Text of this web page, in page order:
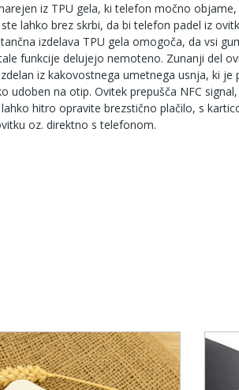
iz TPU gela, ki telefon močno
lahko brez skrbi, da bi telefon padel iz
izdelava TPU gela omogoča, da vsi
funkcije delujejo nemoteno. Zunanji del
iz kakovostnega umetnega usnja, ki je
udoben na otip. Ovitek prepušča NFC
hitro opravite brezstično plačilo, s
oz. direktno s telefonom.